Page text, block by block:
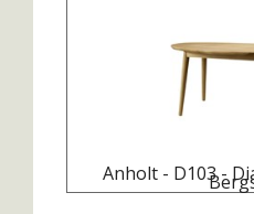
Anholt - D103 -